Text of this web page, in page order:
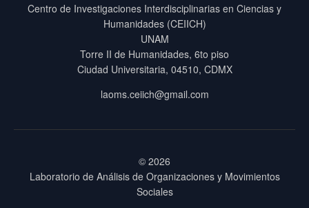
Centro de Investigaciones Interdisciplinarias en Ciencias y
Humanidades (CEIICH)
UNAM
Torre II de Humanidades, 6to piso
Ciudad Universitaria, 04510, CDMX
laoms.ceiich@gmail.com
© 2026
Laboratorio de Análisis de Organizaciones y Movimientos
Sociales